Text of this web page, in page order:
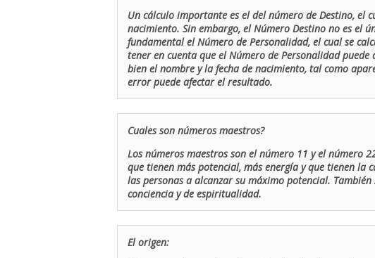
Un cálculo importante es el del número de Destino, el
nacimiento. Sin embargo, el Número Destino no es el
fundamental el Número de Personalidad, el cual se
tener en cuenta que el Número de Personalidad
bien el nombre y la fecha de nacimiento, tal como
error puede afectar el resultado.
Cuales son números maestros?
Los números maestros son el número 11 y el número
que tienen más potencial, más energía y que tienen la
las personas a alcanzar su máximo potencial.
conciencia y de espiritualidad.
El origen: